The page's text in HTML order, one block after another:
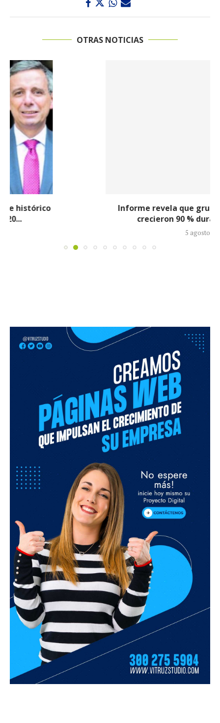
OTRAS NOTICIAS
Informe revela que grupos armados ilegales
crecieron 90 % durante la política...